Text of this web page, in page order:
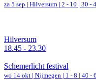
za 5 sep | Hilversum | 2 - 10 | 30 -
Hilversum
18.45 - 23.30
Schemerlicht festival
wo 14 okt | Nijmegen | 1 - 8 | 40 -